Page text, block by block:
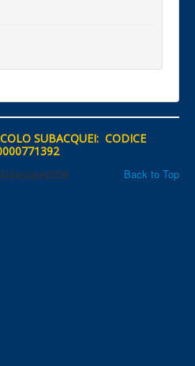
SUBACQUEI: CODICE
Back to Top